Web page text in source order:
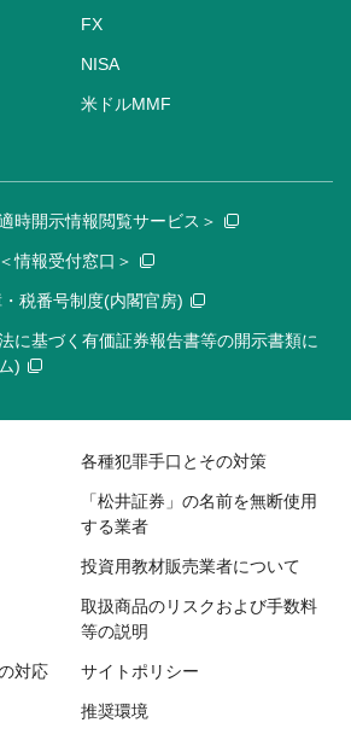
FX
NISA
米ドルMMF
時開示情報閲覧サービス＞
情報受付窓口＞
税番号制度(内閣官房)
に基づく有価証券報告書等の開示書類に
)
各種犯罪手口とその対策
「松井証券」の名前を無断使用
する業者
投資用教材販売業者について
取扱商品のリスクおよび手数料
等の説明
対応 サイトポリシー
推奨環境